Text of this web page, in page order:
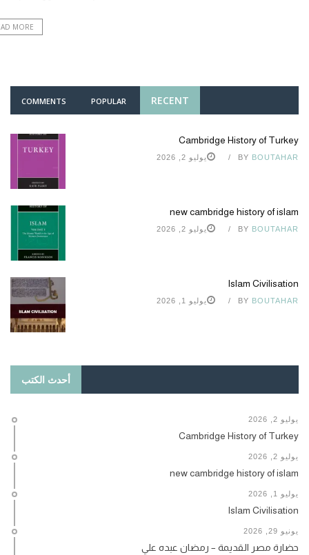
MORE
RECENT
POPULAR
COMMENTS
Cambridge History of Turkey
BY BOUTAHAR يوليو 2, 2026
new cambridge history of islam
BY BOUTAHAR يوليو 2, 2026
Islam Civilisation
BY BOUTAHAR يوليو 1, 2026
أحدث الكتب
يوليو 2, 2026
Cambridge History of Turkey
يوليو 2, 2026
new cambridge history of islam
يوليو 1, 2026
Islam Civilisation
يونيو 29, 2026
حضارة مصر القديمة – رمضان عبده علي